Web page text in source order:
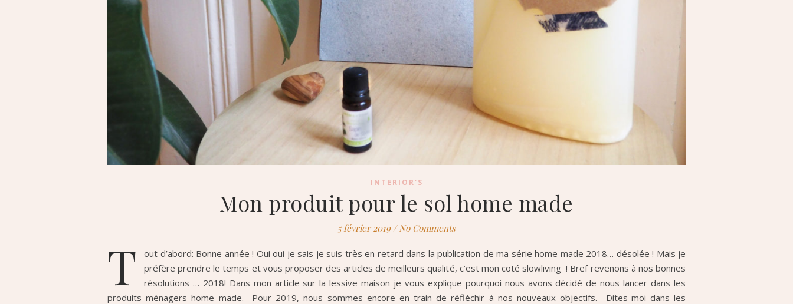
INTERIOR'S
Mon produit pour le sol home made
5 février 2019 / No Comments
T
out d’abord: Bonne année ! Oui oui je sais je suis très en retard dans la publication de ma série home made 2018… désolée ! Mais je
préfère prendre le temps et vous proposer des articles de meilleurs qualité, c’est mon coté slowliving ! Bref revenons à nos bonnes
résolutions … 2018! Dans mon article sur la lessive maison je vous explique pourquoi nous avons décidé de nous lancer dans les
produits ménagers home made. Pour 2019, nous sommes encore en train de réfléchir à nos nouveaux objectifs. Dites-moi dans les